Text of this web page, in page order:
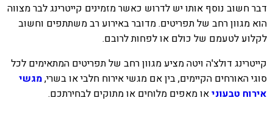
דבר חשוב נוסף אותו יש לדרוש כאשר מזמינים קייטרינג לבר מצווה
הוא מגוון רחב של תפריטים. מדובר באירוע רב משתתפים וחשוב
לקלוע לטעמם של כולם או לפחות לרובם.
קייטרינג דולצ'ה ויטה מציע מגוון רחב של תפריטים המתאימים לכל
סוגי האורחים הקיימים, בין אם מגשי אירוח חלבי או בשרי,מגשי
אירוח טבעוניאו מאפים מלוחים או מתוקים לבחירתכם.